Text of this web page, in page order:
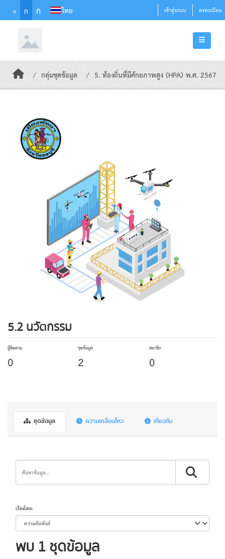
Skip to main content
ก ก ก ไทย เข้าสู่ระบบ ลงทะเบียน
กลุ่มชุดข้อมูล 5. ท้องถิ่นที่มีศักยภาพสูง (HPA) พ.ศ. 2567
5.2 นวัตกรรม
ผู้ติดตาม
0
ชุดข้อมูล
2
สมาชิก
0
ชุดข้อมูล ความเคลื่อนไหว เกี่ยวกับ
เรียงโดย
พบ 1 ชุดข้อมูล